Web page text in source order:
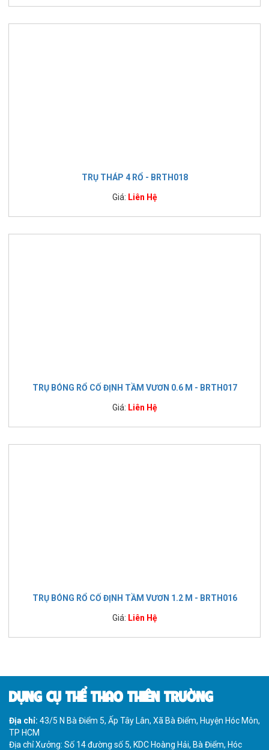
TRỤ THÁP 4 RỔ - BRTH018
Giá: Liên Hệ
TRỤ BÓNG RỔ CỐ ĐỊNH TẦM VƯƠN 0.6 M - BRTH017
Giá: Liên Hệ
TRỤ BÓNG RỔ CỐ ĐỊNH TẦM VƯƠN 1.2 M - BRTH016
Giá: Liên Hệ
DỤNG CỤ THỂ THAO THIÊN TRƯỜNG
Địa chỉ: 43/5 N Bà Điểm 5, Ấp Tây Lân, Xã Bà Điểm, Huyện Hóc Môn,
TP HCM
Địa chỉ Xưởng: Số 14 đường số 5, KDC Hoàng Hải, Bà Điểm, Hóc